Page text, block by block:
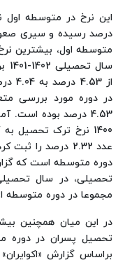
درصد رسیده و سیری
متوسطه اول، بیشترین
از
1400 نرخ ترک تحصیل
عدد 2.32 درصد
دوره متوسطه است که
مجموعا در دوره متوسطه
در این میان همچنین
براساس گزارش